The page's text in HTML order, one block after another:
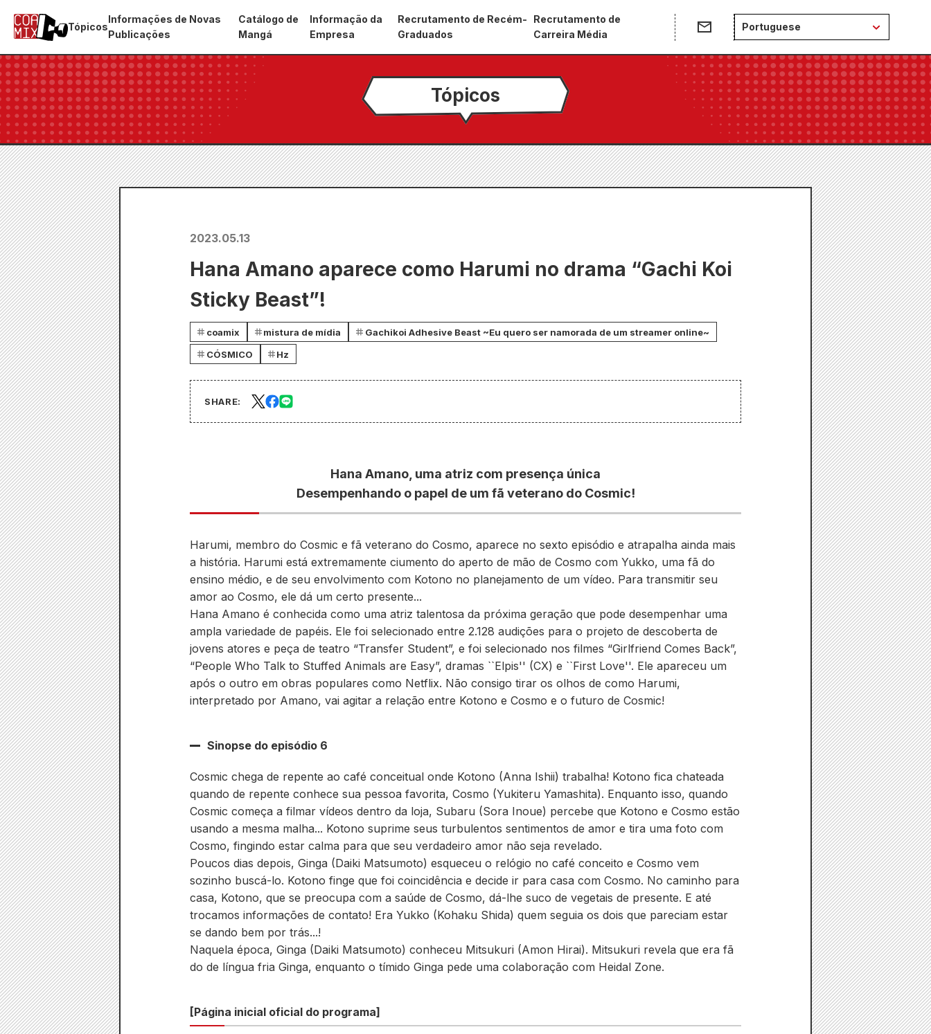
Tópicos
Informações de Novas
Publicações
Catálogo de
Mangá
Informação da
Empresa
Recrutamento de Recém-
Graduados
Recrutamento de
Carreira Média
Portuguese
Tópicos
2023.05.13
Hana Amano aparece como Harumi no drama “Gachi Koi
Sticky Beast”!
coamix mistura de mídia
Gachikoi Adhesive Beast ~Eu quero ser namorada de um streamer online~
CÓSMICO
Hz
SHARE:
Hana Amano, uma atriz com presença única
Desempenhando o papel de um fã veterano do Cosmic!
Harumi, membro do Cosmic e fã veterano do Cosmo, aparece no sexto episódio e atrapalha ainda mais
a história. Harumi está extremamente ciumento do aperto de mão de Cosmo com Yukko, uma fã do
ensino médio, e de seu envolvimento com Kotono no planejamento de um vídeo. Para transmitir seu
amor ao Cosmo, ele dá um certo presente...
Hana Amano é conhecida como uma atriz talentosa da próxima geração que pode desempenhar uma
ampla variedade de papéis. Ele foi selecionado entre 2.128 audições para o projeto de descoberta de
jovens atores e peça de teatro “Transfer Student”, e foi selecionado nos filmes “Girlfriend Comes Back”,
“People Who Talk to Stuffed Animals are Easy”, dramas ``Elpis'' (CX) e ``First Love''. Ele apareceu um
após o outro em obras populares como Netflix. Não consigo tirar os olhos de como Harumi,
interpretado por Amano, vai agitar a relação entre Kotono e Cosmo e o futuro de Cosmic!
Sinopse do episódio 6
Cosmic chega de repente ao café conceitual onde Kotono (Anna Ishii) trabalha! Kotono fica chateada
quando de repente conhece sua pessoa favorita, Cosmo (Yukiteru Yamashita). Enquanto isso, quando
Cosmic começa a filmar vídeos dentro da loja, Subaru (Sora Inoue) percebe que Kotono e Cosmo estão
usando a mesma malha... Kotono suprime seus turbulentos sentimentos de amor e tira uma foto com
Cosmo, fingindo estar calma para que seu verdadeiro amor não seja revelado.
Poucos dias depois, Ginga (Daiki Matsumoto) esqueceu o relógio no café conceito e Cosmo vem
sozinho buscá-lo. Kotono finge que foi coincidência e decide ir para casa com Cosmo. No caminho para
casa, Kotono, que se preocupa com a saúde de Cosmo, dá-lhe suco de vegetais de presente. E até
trocamos informações de contato! Era Yukko (Kohaku Shida) quem seguia os dois que pareciam estar
se dando bem por trás...!
Naquela época, Ginga (Daiki Matsumoto) conheceu Mitsukuri (Amon Hirai). Mitsukuri revela que era fã
do de língua fria Ginga, enquanto o tímido Ginga pede uma colaboração com Heidal Zone.
[Página inicial oficial do programa]